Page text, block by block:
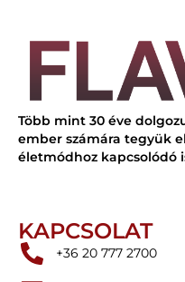
Több mint 30 éve
ember számára tegyük
életmódhoz kapcsolódó
KAPCSOLAT
+36 20 777 2700